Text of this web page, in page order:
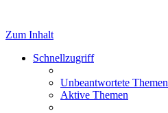
Zum Inhalt
Schnellzugriff
Unbeantwortete Themen
Aktive Themen